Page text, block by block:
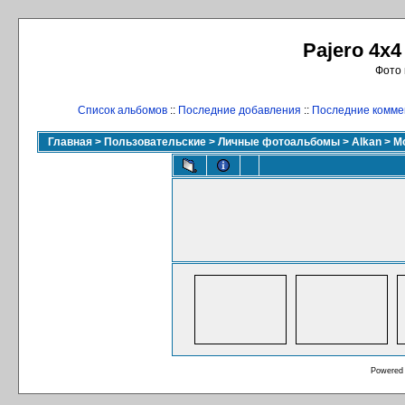
Pajero
Фото
Список альбомов :: Последние добавления :: Последние
Главная > Пользовательские > Личные фотоальбомы > Alkan >